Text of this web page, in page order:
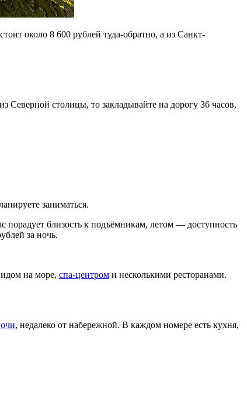
около 8 600 рублей туда-обратно, а из Санкт-
Северной столицы, то закладывайте на дорогу 36 часов,
заниматься.
порадует близость к подъёмникам, летом — доступность
за ночь.
на море, спа-центром и несколькими ресторанами.
, недалеко от набережной. В каждом номере есть кухня,